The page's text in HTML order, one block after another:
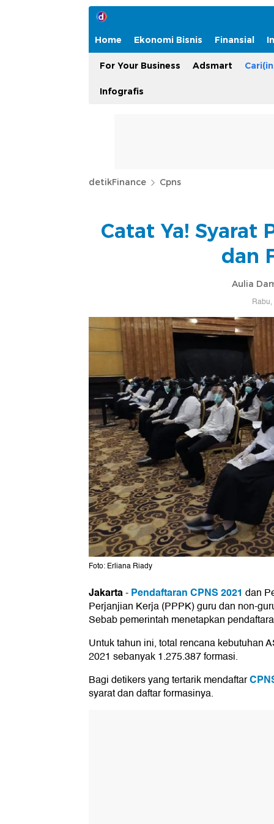
Home Ekonomi Bisnis Finansial
For Your Business Adsmart
Infografis
detikFinance Cpns
Catat Ya! Syarat
dan
Aulia
Foto: Erliana Riady
Jakarta-Pendaftaran CPNS 2021 dan
Perjanjian Kerja (PPPK) guru dan non-
Sebab pemerintah menetapkan
Untuk tahun ini, total rencana kebutuhan
2021 sebanyak 1.275.387 formasi.
Bagi detikers yang tertarik mendaftar
syarat dan daftar formasinya.